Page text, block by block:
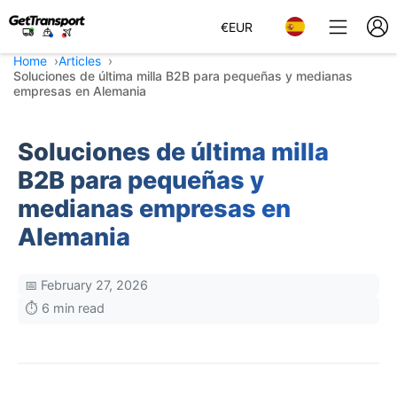
€EUR
Home
Articles
Soluciones de última milla B2B para pequeñas y medianas
empresas en Alemania
Soluciones de última milla
B2B para pequeñas y
medianas empresas en
Alemania
📅 February 27, 2026
⏱️ 6 min read